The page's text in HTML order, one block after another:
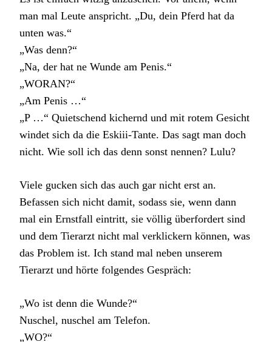
man mal Leute anspricht. „Du, dein Pferd hat da
unten was.“
„Was denn?“
„Na, der hat ne Wunde am Penis.“
„WORAN?“
„Am Penis …“
„P …“ Quietschend kichernd und mit rotem Gesicht
windet sich da die Eskiii-Tante. Das sagt man doch
nicht. Wie soll ich das denn sonst nennen? Lulu?
Viele gucken sich das auch gar nicht erst an.
Befassen sich nicht damit, sodass sie, wenn dann
mal ein Ernstfall eintritt, sie völlig überfordert sind
und dem Tierarzt nicht mal verklickern können, was
das Problem ist. Ich stand mal neben unserem
Tierarzt und hörte folgendes Gespräch:
„Wo ist denn die Wunde?“
Nuschel, nuschel am Telefon.
„WO?“